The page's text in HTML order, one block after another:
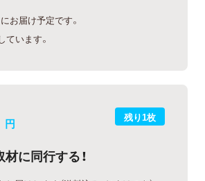
お届け予定です。
ています。
残り1枚
円
材に同行する！